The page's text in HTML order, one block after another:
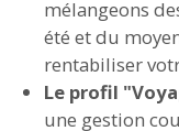
mélangeons
été et du
rentabiliser
Le profil
une gestion